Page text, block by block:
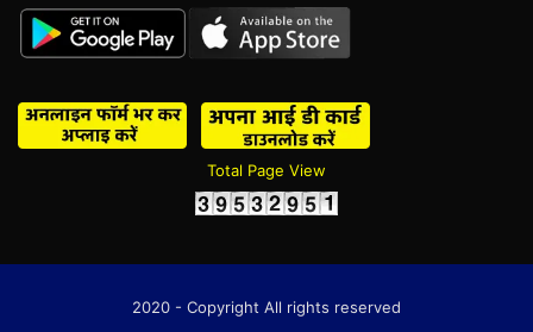
Total Page View
2020 - Copyright All rights reserved